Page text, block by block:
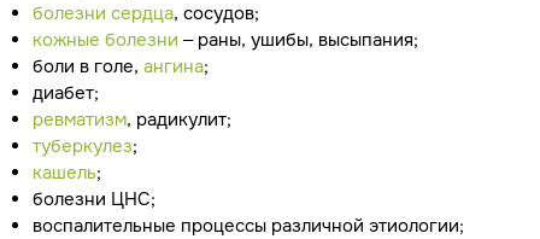
болезни сердца, сосудов;
кожные болезни – раны, ушибы, высыпания;
боли в голе,ангина;
диабет;
ревматизм, радикулит;
туберкулез;
кашель;
болезни ЦНС;
воспалительные процессы различной этиологии;